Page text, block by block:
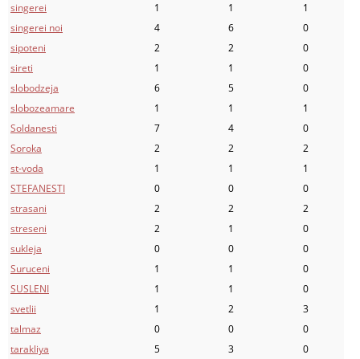
singerei 1 1
1
singerei noi
4 6
0
sipoteni
2 2
0
sireti
1 1
0
slobodzeja
6 5
0
slobozeamare
1 1
1
Soldanesti
7 4
0
Soroka
2 2
2
st-voda
1 1
1
STEFANESTI
0 0
0
strasani
2 2
2
streseni
2 1
0
sukleja
0 0
0
Suruceni
1 1
0
SUSLENI
1 1
0
svetlii
1 2
3
talmaz
0 0
0
tarakliya
5 3
0